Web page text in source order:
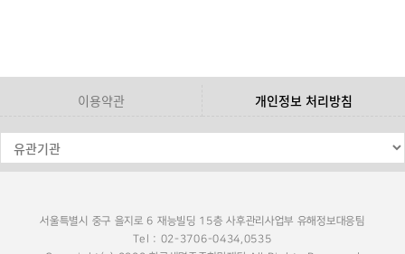
이용약관 개인정보 처리방침
서울특별시 중구 을지로 6 재능빌딩 15층 사후관리사업부 유해정보대응팀
Tel : 02-3706-0434,0535